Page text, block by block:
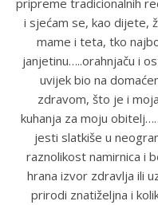
pripreme tradicionalnih
i sjećam se, kao dijete,
mame i teta, tko
janjetinu…..orahnjaču i
uvijek bio na
zdravom, što je i
kuhanja za moju
jesti slatkiše u
raznolikost namirnica i
hrana izvor zdravlja ili
prirodi znatiželjna i